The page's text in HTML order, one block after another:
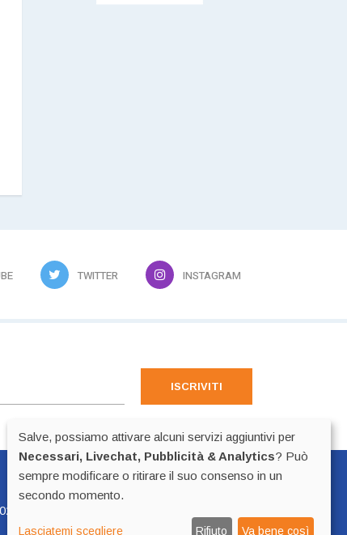
TWITTER INSTAGRAM
ISCRIVITI
Preferenze Cookie
- p.iva 02518100223
Salve, possiamo attivare alcuni servizi aggiuntivi per
Necessari, Livechat, Pubblicità & Analytics? Può
sempre modificare o ritirare il suo consenso in un
secondo momento.
Lasciatemi scegliere Rifiuto Va bene così